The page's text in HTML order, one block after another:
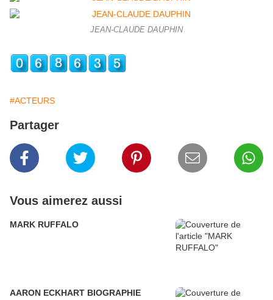
JEAN-CLAUDE DAUPHIN
#ACTEURS
Partager
Vous aimerez aussi
MARK RUFFALO
AARON ECKHART BIOGRAPHIE